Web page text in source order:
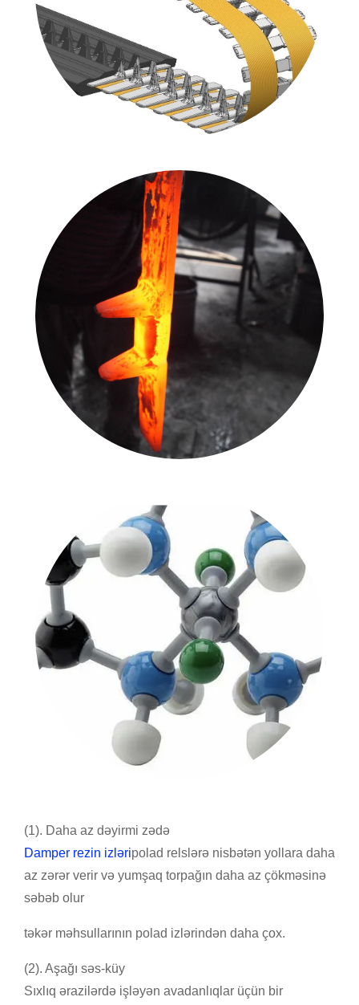
(1). Daha az dəyirmi zədə
Damper rezin izləripolad relslərə nisbətən yollara daha
az zərər verir və yumşaq torpağın daha az çökməsinə
səbəb olur
təkər məhsullarının polad izlərindən daha çox.
(2). Aşağı səs-küy
Sıxlıq ərazilərdə işləyən avadanlıqlar üçün bir